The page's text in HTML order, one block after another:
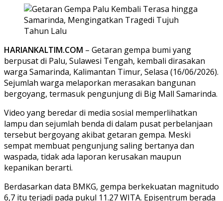
HARIANKALTIM.COM – Getaran gempa bumi yang
berpusat di Palu, Sulawesi Tengah, kembali dirasakan
warga Samarinda, Kalimantan Timur, Selasa (16/06/2026).
Sejumlah warga melaporkan merasakan bangunan
bergoyang, termasuk pengunjung di Big Mall Samarinda.
Video yang beredar di media sosial memperlihatkan
lampu dan sejumlah benda di dalam pusat perbelanjaan
tersebut bergoyang akibat getaran gempa. Meski
sempat membuat pengunjung saling bertanya dan
waspada, tidak ada laporan kerusakan maupun
kepanikan berarti.
Berdasarkan data BMKG, gempa berkekuatan magnitudo
6,7 itu terjadi pada pukul 11.27 WITA. Episentrum berada